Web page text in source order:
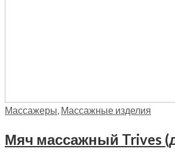
Массажеры Массажные изделия